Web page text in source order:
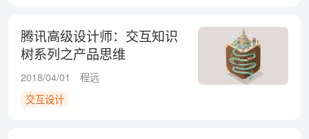
腾讯高级设计师：交互知识
树系列之产品思维
2018/04/01
程远
交互设计